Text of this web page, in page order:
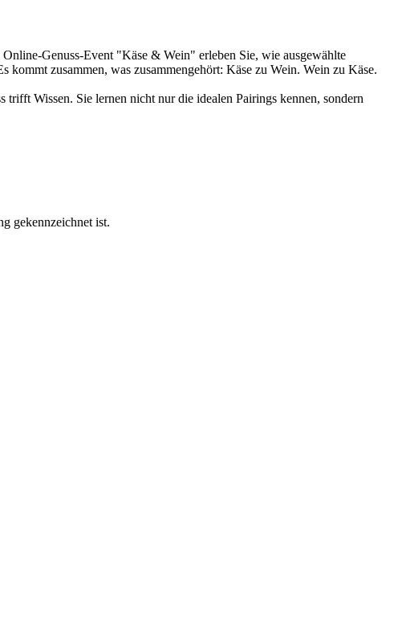
Genuss-Event "Käse & Wein" erleben Sie, wie ausgewählte
zusammen, was zusammengehört: Käse zu Wein. Wein zu Käse.
Wissen. Sie lernen nicht nur die idealen Pairings kennen, sondern